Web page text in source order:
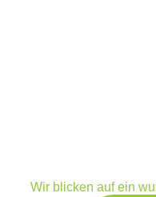
Wir blicken auf ein